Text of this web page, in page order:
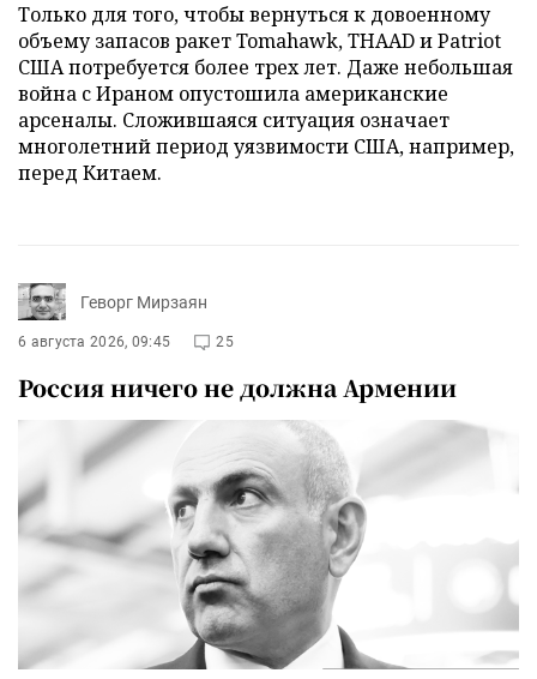
Только для того, чтобы вернуться к довоенному
объему запасов ракет Tomahawk, THAAD и Patriot
США потребуется более трех лет. Даже небольшая
война с Ираном опустошила американские
арсеналы. Сложившаяся ситуация означает
многолетний период уязвимости США, например,
перед Китаем.
Геворг Мирзаян
6 августа 2026, 09:45 25
Россия ничего не должна Армении